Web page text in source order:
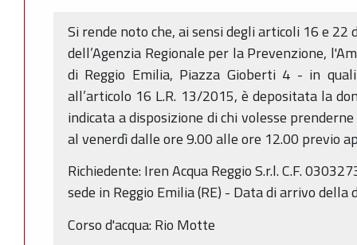
Si rende noto che, ai sensi degli articoli 16 e
dell’Agenzia Regionale per la Prevenzione,
di Reggio Emilia, Piazza Gioberti 4 - in
all’articolo 16 L.R. 13/2015, è depositata la
indicata a disposizione di chi volesse
al venerdì dalle ore 9.00 alle ore 12.00 previo
Richiedente: Iren Acqua Reggio S.r.l. C.F.
sede in Reggio Emilia (RE) - Data di arrivo
Corso d'acqua: Rio Motte